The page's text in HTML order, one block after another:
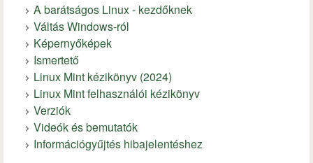
A barátságos Linux - kezdőknek
Váltás Windows-ról
Képernyőképek
Ismertető
Linux Mint kézikönyv (2024)
Linux Mint felhasználói kézikönyv
Verziók
Videók és bemutatók
Információgyűjtés hibajelentéshez